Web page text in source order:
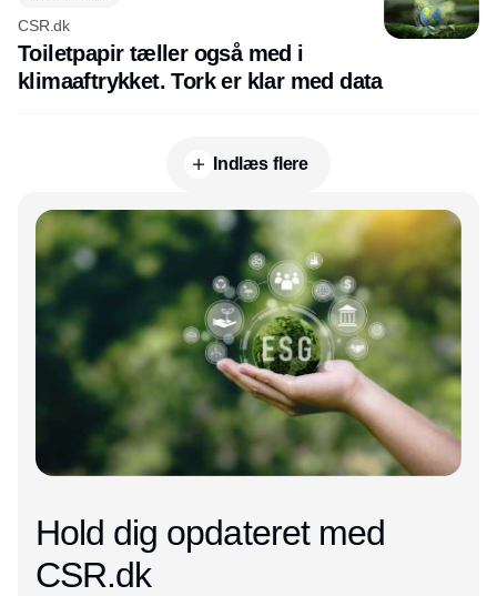
CSR.dk
Toiletpapir tæller også med i
klimaaftrykket. Tork er klar med data
Indlæs flere
Annonce
Hold dig opdateret med
CSR.dk